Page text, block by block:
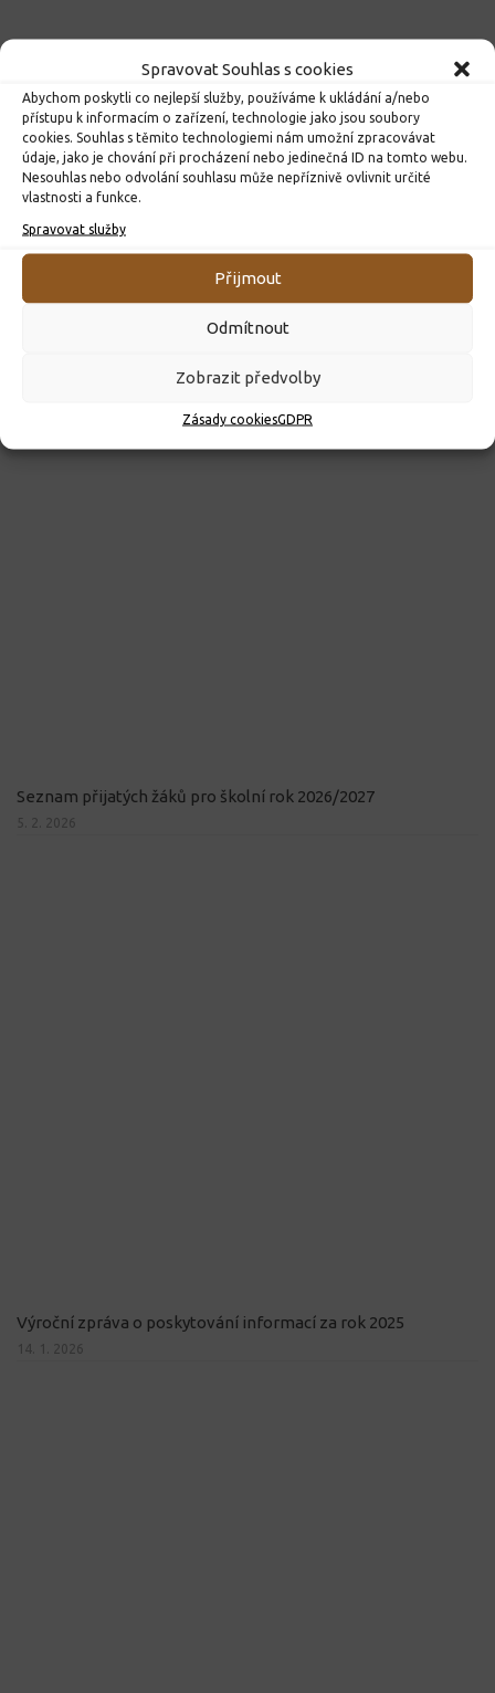
Spravovat Souhlas s cookies
Abychom poskytli co nejlepší služby, používáme k ukládání a/nebo
přístupu k informacím o zařízení, technologie jako jsou soubory
cookies. Souhlas s těmito technologiemi nám umožní zpracovávat
údaje, jako je chování při procházení nebo jedinečná ID na tomto webu.
Nesouhlas nebo odvolání souhlasu může nepříznivě ovlivnit určité
vlastnosti a funkce.
Spravovat služby
Přijmout
Odmítnout
Zobrazit předvolby
Zásady cookiesGDPR
10. 4. 2026
Seznam přijatých žáků pro školní rok 2026/2027
5. 2. 2026
Výroční zpráva o poskytování informací za rok 2025
14. 1. 2026